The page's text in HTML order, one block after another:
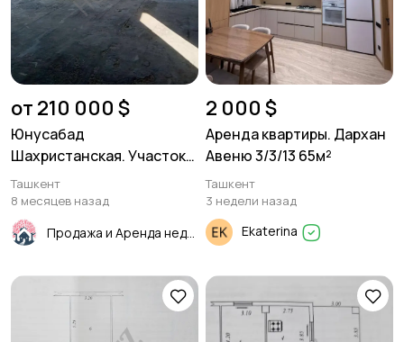
от 210 000 $
Юнусабад
Шахристанская. Участок
4.52 соток. с домом. 93м²
6 комнат.
Ташкент
8 месяцев назад
2 000 $
Аренда квартиры. Дархан
Авеню 3/3/13 65м²
Ташкент
3 недели назад
Ekaterina